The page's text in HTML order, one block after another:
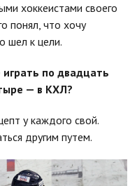
хоккеистами своего
понял, что хочу
шел к цели.
играть по двадцать
— в КХЛ?
у каждого свой.
другим путем.